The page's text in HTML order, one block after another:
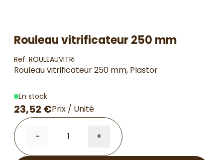
Rouleau vitrificateur 250 mm
Ref. ROULEAUVITRI
Rouleau vitrificateur 250 mm, Plastor
En stock
23,52 €Prix / Unité
- +